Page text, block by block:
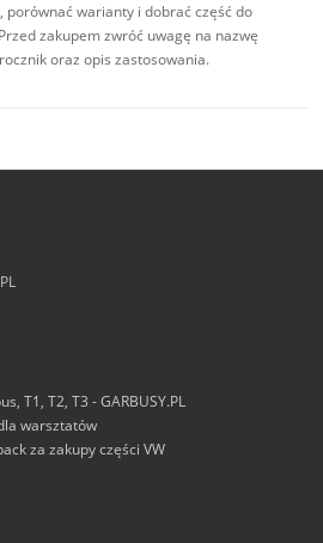
warianty i dobrać część do
zakupem zwróć uwagę na nazwę
oraz opis zastosowania.
T1, T2, T3 - GARBUSY.PL
warsztatów
za zakupy części VW